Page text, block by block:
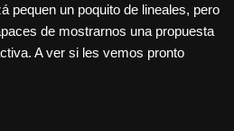
pequen un poquito de lineales, pero
de mostrarnos una propuesta
A ver si les vemos pronto